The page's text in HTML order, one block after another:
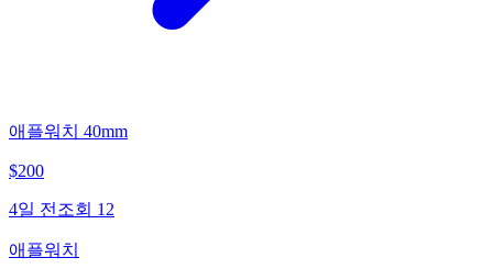
애플워치 40mm
$200
4일 전 조회 12
애플워치